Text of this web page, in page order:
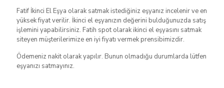
Fatif İkinci El Eşya olarak satmak istediğiniz eşyanız incelenir ve en
yüksek fiyat verilir. İkinci el eşyanızın değerini bulduğunuzda satış
işlemini yapabilirsiniz. Fatih spot olarak ikinci el eşyasını satmak
siteyen müşterilerimize en iyi fiyatı vermek prensibimizdir.
Ödemeniz nakit olarak yapılır. Bunun olmadığu durumlarda lütfen
eşyanızı satmayınız.